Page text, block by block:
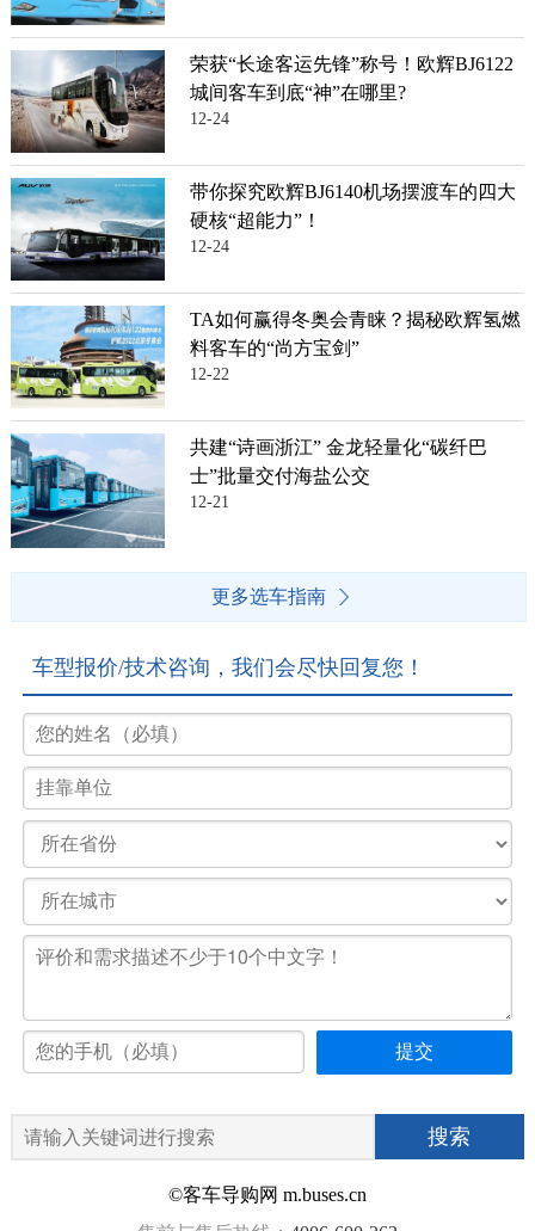
荣获“长途客运先锋”称号！欧辉BJ6122
城间客车到底“神”在哪里?
12-24
带你探究欧辉BJ6140机场摆渡车的四大
硬核“超能力”！
12-24
TA如何赢得冬奥会青睐？揭秘欧辉氢燃
料客车的“尚方宝剑”
12-22
共建“诗画浙江” 金龙轻量化“碳纤巴
士”批量交付海盐公交
12-21
更多选车指南
车型报价/技术咨询，我们会尽快回复您！
©客车导购网 m.buses.cn